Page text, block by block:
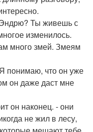
Ты живешь с
изменилось.
много змей. Змеям
понимаю, что он уже
он даже даст мне
он наконец. - они
не жил в лесу,